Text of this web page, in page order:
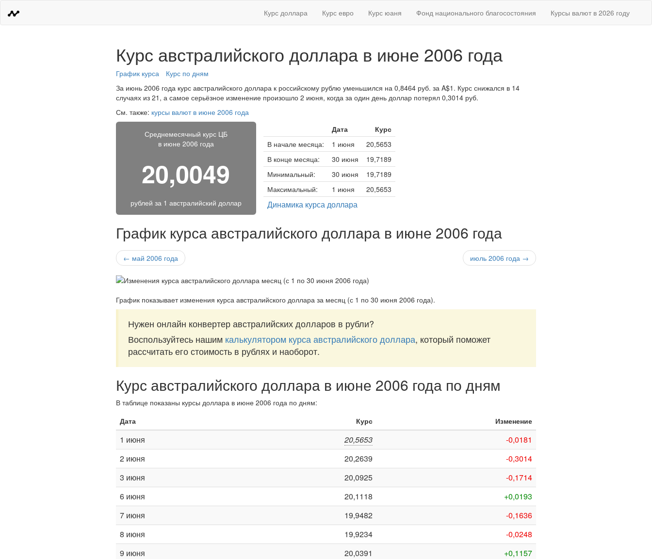
Курс доллара Курс евро Курс юаня Фонд национального благосостояния Курсы валют в 2026 году
Курс австралийского доллара в июне 2006 года
График курса
Курс по дням
За июнь 2006 года курс австралийского доллара к российскому рублю уменьшился на 0,8464 руб. за A$1. Курс снижался в 14
случаях из 21, а самое серьёзное изменение произошло 2 июня, когда за один день доллар потерял 0,3014 руб.
См. также: курсы валют в июне 2006 года
Среднемесячный курс ЦБ
в июне 2006 года
20,0049
рублей за 1 австралийский доллар
Дата
Курс
В начале месяца:
1 июня
20,5653
В конце месяца:
30 июня
19,7189
Минимальный:
30 июня
19,7189
Максимальный:
1 июня 20,5653
Динамика курса доллара
График курса австралийского доллара в июне 2006 года
← май 2006 года июль 2006 года →
График показывает изменения курса австралийского доллара за месяц (с 1 по 30 июня 2006 года).
Нужен онлайн конвертер австралийских долларов в рубли?
Воспользуйтесь нашим калькулятором курса австралийского доллара, который поможет
рассчитать его стоимость в рублях и наоборот.
Курс австралийского доллара в июне 2006 года по дням
В таблице показаны курсы доллара в июне 2006 года по дням:
Дата
Курс Изменение
1 июня 20,5653
-0,0181
2 июня
20,2639
-0,3014
3 июня
20,0925
-0,1714
6 июня
20,1118
+0,0193
7 июня
19,9482
-0,1636
8 июня
19,9234
-0,0248
9 июня
20,0391
+0,1157